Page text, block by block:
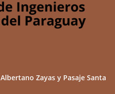
Zayas y Pasaje Santa